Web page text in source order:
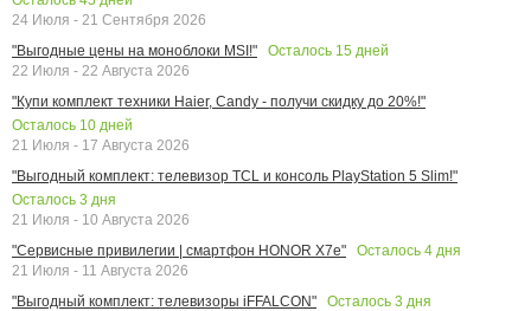
24 Июля - 21 Сентября 2026
"Выгодные цены на моноблоки MSI!"
Осталось 15 дней
22 Июля - 22 Августа 2026
"Купи комплект техники Haier, Candy - получи скидку до 20%!"
Осталось 10 дней
21 Июля - 17 Августа 2026
"Выгодный комплект: телевизор TCL и консоль PlayStation 5 Slim!"
Осталось 3 дня
21 Июля - 10 Августа 2026
"Сервисные привилегии | смартфон HONOR X7e"
Осталось 4 дня
21 Июля - 11 Августа 2026
"Выгодный комплект: телевизоры iFFALCON"
Осталось 3 дня